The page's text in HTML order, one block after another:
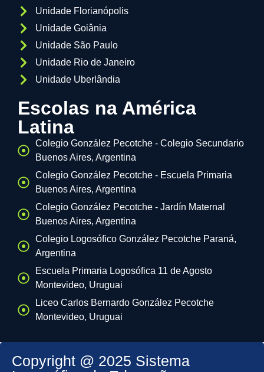
Unidade Florianópolis
Unidade Goiânia
Unidade São Paulo
Unidade Rio de Janeiro
Unidade Uberlândia
Escolas na América
Latina
Colegio González Pecotche - Colegio Secundario
Buenos Aires, Argentina
Colegio González Pecotche - Escuela Primaria
Buenos Aires, Argentina
Colegio González Pecotche - Jardín Maternal
Buenos Aires, Argentina
Colegio Logosófico González Pecotche Paraná,
Argentina
Escuela Primaria Logosófica 11 de Agosto
Montevideo, Uruguai
Liceo Carlos Bernardo González Pecotche
Montevideo, Uruguai
Copyright @ 2025 Sistema